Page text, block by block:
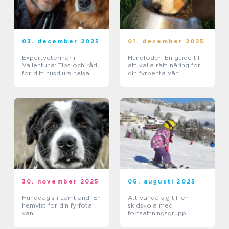
03. december 2025
Expertveterinär i
Vallentuna: Tips och råd
för ditt husdjurs hälsa
01. december 2025
Hundfoder: En guide till
att välja rätt näring för
din fyrbenta vän
30. november 2025
Hunddagis i Jämtland: En
hemvist för din fyrfota
vän
06. augusti 2025
Att vända sig till en
skidskola med
fortsättningsgrupp i